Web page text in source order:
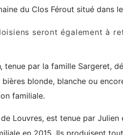
du Clos Férout situé dans
seront également à
, tenue par la famille Sargeret,
blonde, blanche ou
familiale.
Louvres, est tenue par
en 2015. Ils produisent